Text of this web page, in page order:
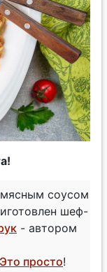
мясным соусом
шеф-
- автором
Это просто!